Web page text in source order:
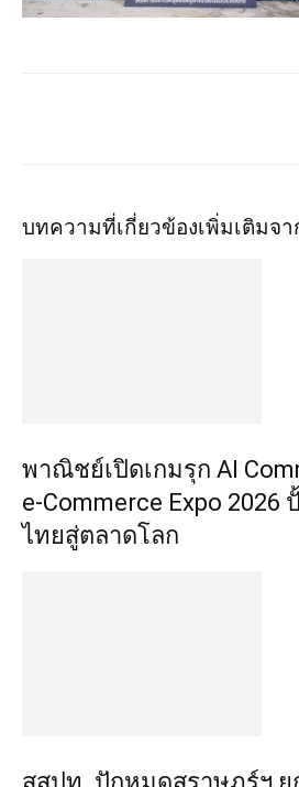
บทความที่เกี่ยวข้องเพิ่มเติมจ
พาณิชย์เปิดเกมรุก AI
e-Commerce Expo 2026
ไทยสู่ตลาดโลก